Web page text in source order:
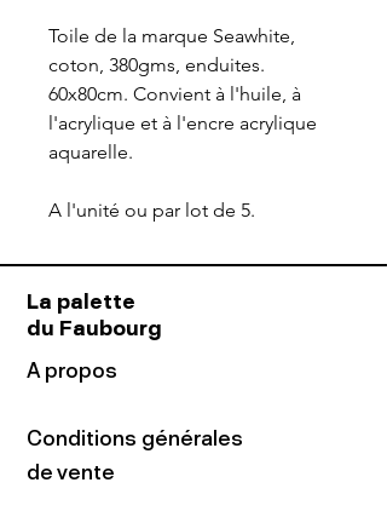
Toile de la marque Seawhite,
coton, 380gms, enduites.
60x80cm. Convient à l'huile, à
l'acrylique et à l'encre acrylique
aquarelle.
A l'unité ou par lot de 5.
La palette
du Faubourg
A propos
Conditions générales
de vente